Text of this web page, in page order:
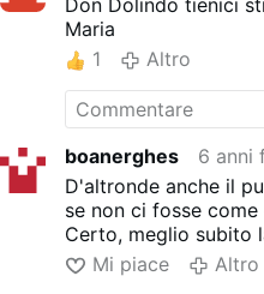
dello Spirito Santo
dal peccato. Chi fa
timor di Dio, chi non
ha il timor di Dio.
mortale, checché ne
peccato mortale è
Dio. Comunque, se
Dio non possiamo
questo che
"Ne manda più
non la sua giustizia",
misericordia di Dio
Maria
1
Altro
boanerghes
6 anni
D'altronde anche il
se non ci fosse
Certo, meglio subito
Mi piace
Altro